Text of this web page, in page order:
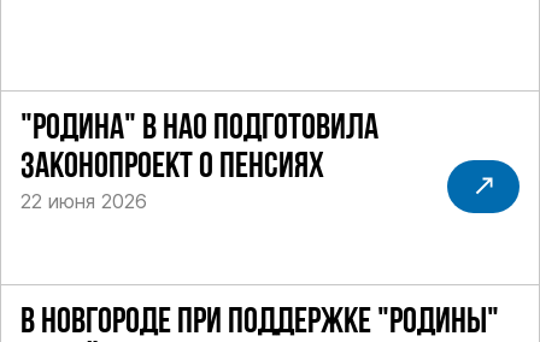
"РОДИНА" В НАО ПОДГОТОВИЛА
ЗАКОНОПРОЕКТ О ПЕНСИЯХ
22 июня 2026
В НОВГОРОДЕ ПРИ ПОДДЕРЖКЕ "РОДИНЫ"